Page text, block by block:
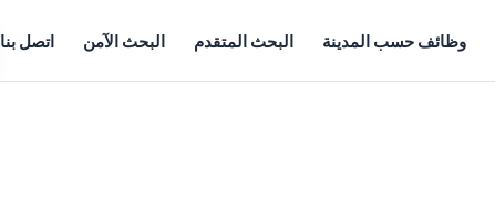
وظائف حسب المدينة البحث المتقدم البحث الآمن اتصل بنا